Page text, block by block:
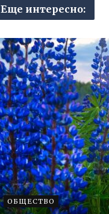
Еще интересно:
ОБЩЕСТВО